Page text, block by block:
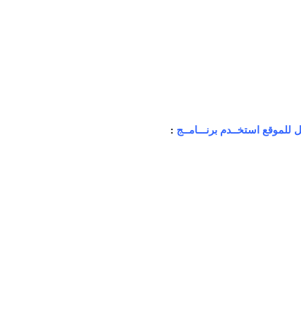
للموقع استخــدم برنـــامــج :